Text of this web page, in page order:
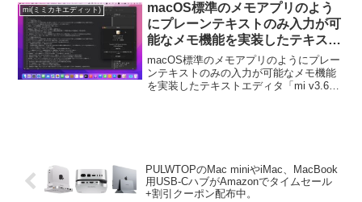
mi(ミミカキエディット)
macOS標準のメモアプリのよう
にプレーンテキストのみ入力が可
能なメモ機能を実装したテキスト
エディタ「mi v3.6」がリリー
ス。
macOS標準のメモアプリのようにプレー
ンテキストのみの入力が可能なメモ機能
を実装したテキストエディタ「mi v3.6」
PULWTOPのMac miniやiMac、MacBook
用USB-CハブがAmazonでタイムセール
+割引クーポン配布中。